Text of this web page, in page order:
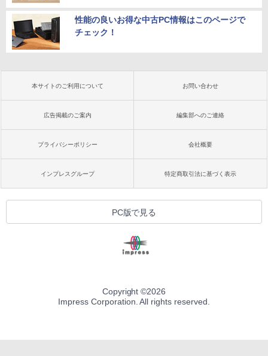
性能の良いお得な中古PC情報はこのページで
チェック！
本サイトのご利用について お問い合わせ
広告掲載のご案内 編集部へのご連絡
プライバシーポリシー 会社概要
インプレスグループ 特定商取引法に基づく表示
PC版で見る
Copyright ©2026
Impress Corporation. All rights reserved.